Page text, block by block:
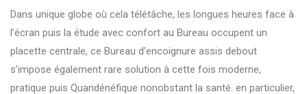
Dans unique globe où cela télétâche, les longues heures face à
l’écran puis la étude avec confort au Bureau occupent un
placette centrale, ce Bureau d’encoignure assis debout
s’impose également rare solution à cette fois moderne,
pratique puis Quandénéfique nonobstant la santé. en particulier,